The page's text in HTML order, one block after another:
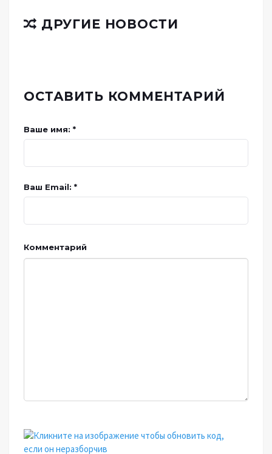
ДРУГИЕ НОВОСТИ
ОСТАВИТЬ КОММЕНТАРИЙ
Ваше имя: *
Ваш Email: *
Комментарий